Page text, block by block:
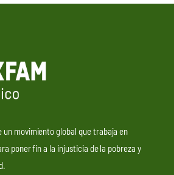
un movimiento global que trabaja en
poner fin a la injusticia de la pobreza y